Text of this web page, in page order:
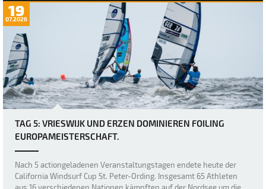
19
07.2026
TAG 5: VRIESWIJK UND ERZEN DOMINIEREN FOILING
EUROPAMEISTERSCHAFT.
Nach 5 actiongeladenen Veranstaltungstagen endete heute der
California Windsurf Cup St. Peter-Ording. Insgesamt 65 Athleten